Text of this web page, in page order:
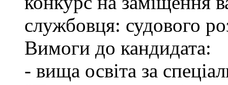
службовця: судового
Вимоги до кандидата:
- вища освіта за